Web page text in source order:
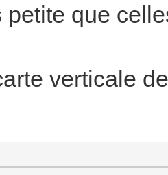
petite que
verticale